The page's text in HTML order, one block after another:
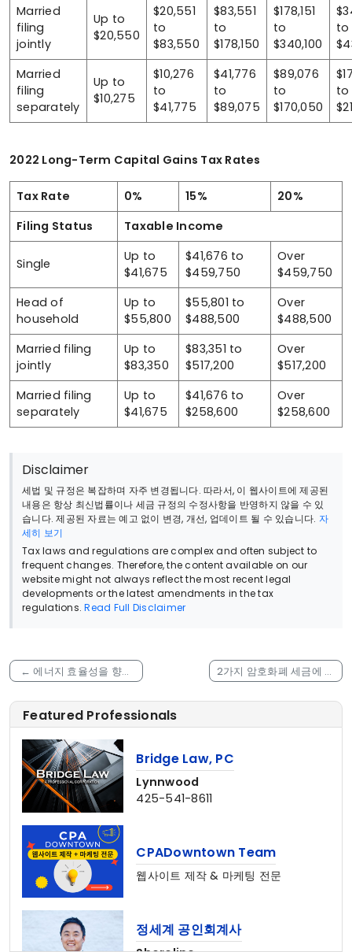
Married
filing
jointly
Up to
$20,550
$20,551
to
$83,550
$83,551
to
$178,150
$178,151
to
$340,100
to
Married
filing
separately
Up to
$10,275
$10,276
to
$41,775
$41,776
to
$89,075
$89,076
to
$170,050
to
2022 Long-Term Capital Gains Tax Rates
Tax Rate 0% 15%
20%
Filing Status
Taxable Income
Single
Up to
$41,675
$41,676 to
$459,750
Over
$459,750
Head of
household
Up to
$55,800
$55,801 to
$488,500
Over
$488,500
Married filing
jointly
Up to
$83,350
$83,351 to
$517,200
Over
$517,200
Married filing
separately
Up to
$41,675
$41,676 to
$258,600
Over
$258,600
Disclaimer
세법 및 규정은 복잡하며 자주 변경됩니다. 따라서, 이 웹사이트에 제공된
내용은 항상 최신법률이나 세금 규정의 수정사항을 반영하지 않을 수 있
습니다. 제공된 자료는 예고 없이 변경, 개선, 업데이트 될 수 있습니다. 자
세히 보기
Tax laws and regulations are complex and often subject to
frequent changes. Therefore, the content available on our
website might not always reflect the most recent legal
developments or the latest amendments in the tax
regulations.Read Full Disclaimer
← 에너지 효율성을 향상
시켜주는 에어컨, 히터, 등
등의 장비및 집 리모델링
비용 세금 공제
2가지 암호화폐 세금에 대
한 오해와 진실→
Featured Professionals
Bridge Law, PC
Lynnwood
425-541-8611
CPADowntown Team
웹사이트 제작 & 마케팅 전문
정세계 공인회계사